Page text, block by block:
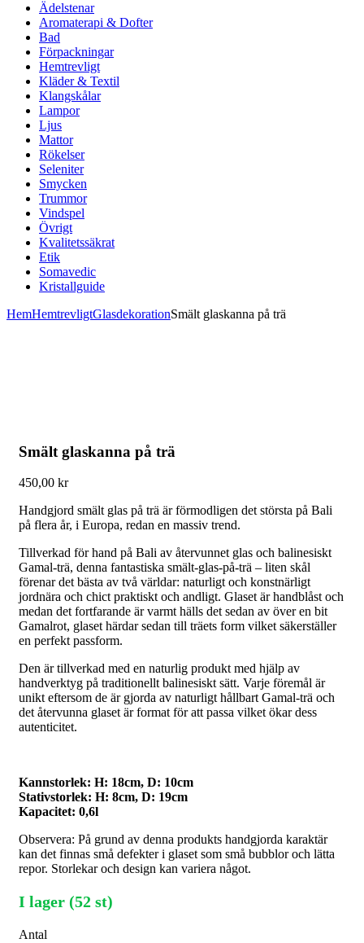
Ädelstenar
Aromaterapi & Dofter
Bad
Förpackningar
Hemtrevligt
Kläder & Textil
Klangskålar
Lampor
Ljus
Mattor
Rökelser
Seleniter
Smycken
Trummor
Vindspel
Övrigt
Kvalitetssäkrat
Etik
Somavedic
Kristallguide
HemHemtrevligtGlasdekorationSmält glaskanna på trä
Smält glaskanna på trä
450,00 kr
Handgjord smält glas på trä är förmodligen det största på Bali
på flera år, i Europa, redan en massiv trend.
Tillverkad för hand på Bali av återvunnet glas och balinesiskt
Gamal-trä, denna fantastiska smält-glas-på-trä – liten skål
förenar det bästa av två världar: naturligt och konstnärligt
jordnära och chict praktiskt och andligt. Glaset är handblåst och
medan det fortfarande är varmt hälls det sedan av över en bit
Gamalrot, glaset härdar sedan till träets form vilket säkerställer
en perfekt passform.
Den är tillverkad med en naturlig produkt med hjälp av
handverktyg på traditionellt balinesiskt sätt. Varje föremål är
unikt eftersom de är gjorda av naturligt hållbart Gamal-trä och
det återvunna glaset är format för att passa vilket ökar dess
autenticitet.
Kannstorlek: H: 18cm, D: 10cm
Stativstorlek: H: 8cm, D: 19cm
Kapacitet: 0,6l
Observera: På grund av denna produkts handgjorda karaktär
kan det finnas små defekter i glaset som små bubblor och lätta
repor. Storlekar och design kan variera något.
I lager (52 st)
Antal